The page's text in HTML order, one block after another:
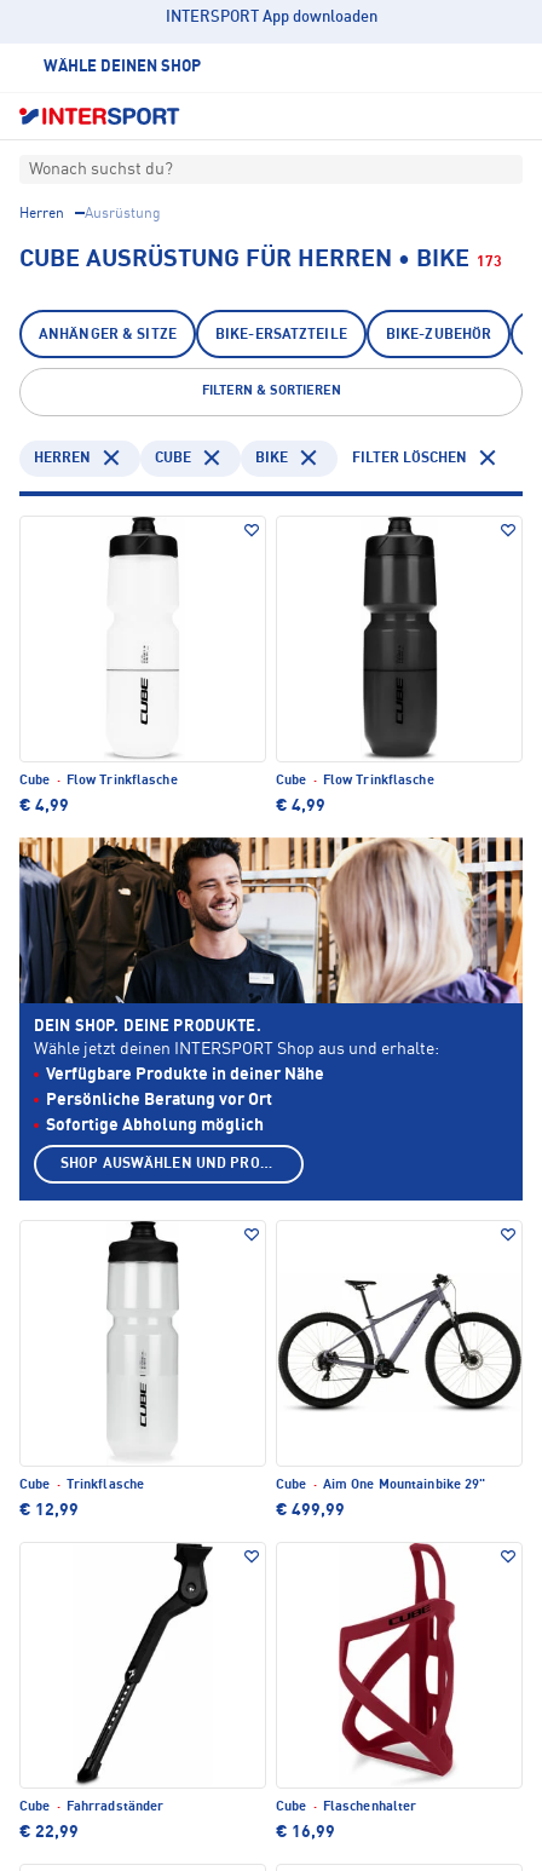
INTERSPORT App downloaden
WÄHLE DEINEN SHOP
Wonach suchst du?
Herren Ausrüstung
CUBE AUSRÜSTUNG FÜR HERREN • BIKE 173
ANHÄNGER & SITZE BIKE-ERSATZTEILE BIKE-ZUBEHÖR
FILTERN & SORTIEREN
HERREN CUBE BIKE FILTER LÖSCHEN
Cube · Flow Trinkflasche
€ 4,99
Cube · Flow Trinkflasche
€ 4,99
Cube · Trinkflasche
€ 12,99
Cube · Aim One Mountainbike 29"
€ 499,99
Cube · Fahrradständer
€ 22,99
Cube · Flaschenhalter
€ 16,99
DEIN SHOP. DEINE PRODUKTE.
Wähle jetzt deinen INTERSPORT Shop aus und erhalte:
Verfügbare Produkte in deiner Nähe
Persönliche Beratung vor Ort
Sofortige Abholung möglich
SHOP AUSWÄHLEN UND PRODUKTE ANZEIGEN